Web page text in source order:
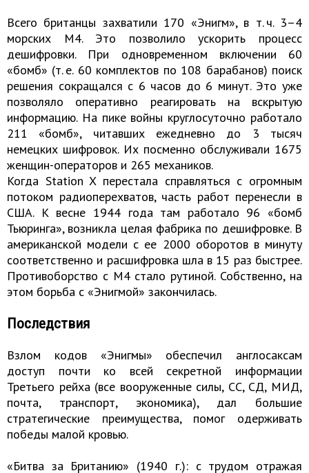
Всего британцы захватили 170 «Энигм», в т. ч. 3–4
морских М4. Это позволило ускорить процесс
дешифровки. При одновременном включении 60
«бомб» (т. е. 60 комплектов по 108 барабанов) поиск
решения сокращался с 6 часов до 6 минут. Это уже
позволяло оперативно реагировать на вскрытую
информацию. На пике войны круглосуточно работало
211 «бомб», читавших ежедневно до 3 тысяч
немецких шифровок. Их посменно обслуживали 1675
женщин-операторов и 265 механиков.
Когда Station X перестала справляться с огромным
потоком радиоперехватов, часть работ перенесли в
США. К весне 1944 года там работало 96 «бомб
Тьюринга», возникла целая фабрика по дешифровке. В
американской модели с ее 2000 оборотов в минуту
соответственно и расшифровка шла в 15 раз быстрее.
Противоборство с М4 стало рутиной. Собственно, на
этом борьба с «Энигмой» закончилась.
Последствия
Взлом кодов «Энигмы» обеспечил англосаксам
доступ почти ко всей секретной информации
Третьего рейха (все вооруженные силы, СС, СД, МИД,
почта, транспорт, экономика), дал большие
стратегические преимущества, помог одерживать
победы малой кровью.
«Битва за Британию» (1940 г.): с трудом отражая